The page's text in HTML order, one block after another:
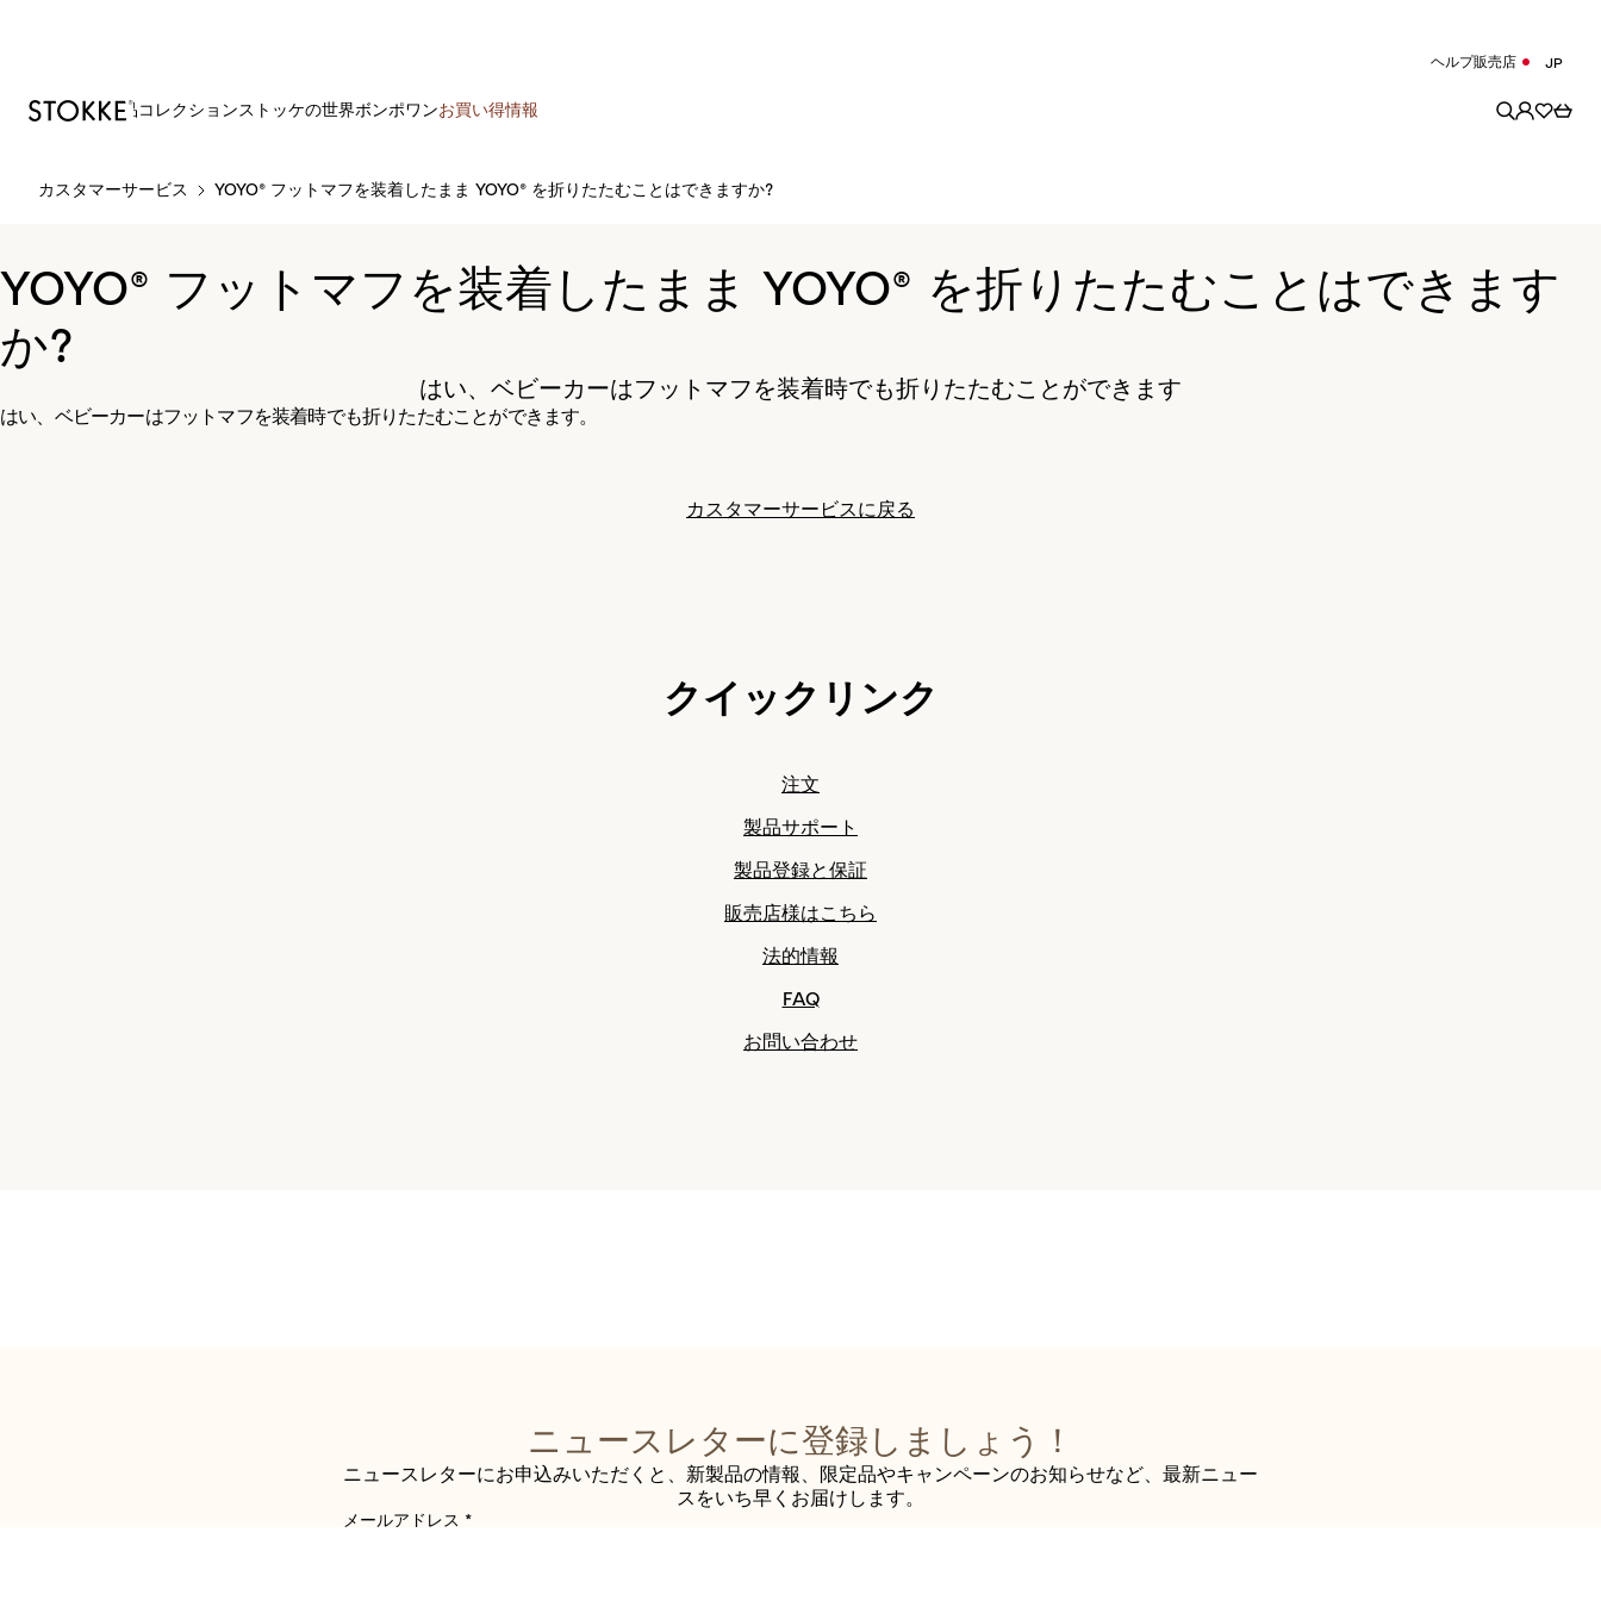
t
C
o
t
ヘルプ販売店 JP
製品 コレクション ストッケの世界ボンポワンお買い得情報
カスタマーサービス YOYO® フットマフを装着したまま YOYO® を折りたたむことはできますか?
YOYO® フットマフを装着したまま YOYO® を折りたたむことはできます
か?
はい、ベビーカーはフットマフを装着時でも折りたたむことができます
はい、ベビーカーはフットマフを装着時でも折りたたむことができます。
カスタマーサービスに戻る
クイックリンク
注文
製品サポート
製品登録と保証
販売店様はこちら
法的情報
FAQ
お問い合わせ
ニュースレターに登録しましょう！
ニュースレターにお申込みいただくと、新製品の情報、限定品やキャンペーンのお知らせなど、最新ニュー
スをいち早くお届けします。
メールアドレス *